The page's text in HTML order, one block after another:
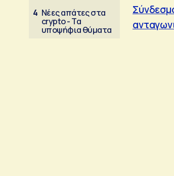
4 Νέες απάτες στα
crypto - Τα
υποψήφια θύματα